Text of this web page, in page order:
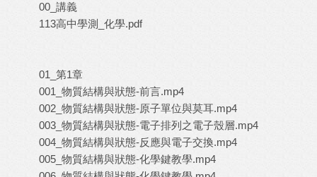
00_講義
113高中學測_化學.pdf
01_第1章
001_物質結構與狀態-前言.mp4
002_物質結構與狀態-原子單位與莫耳.mp4
003_物質結構與狀態-電子排列之電子殼層.mp4
004_物質結構與狀態-反應與電子交換.mp4
005_物質結構與狀態-化學鍵教學.mp4